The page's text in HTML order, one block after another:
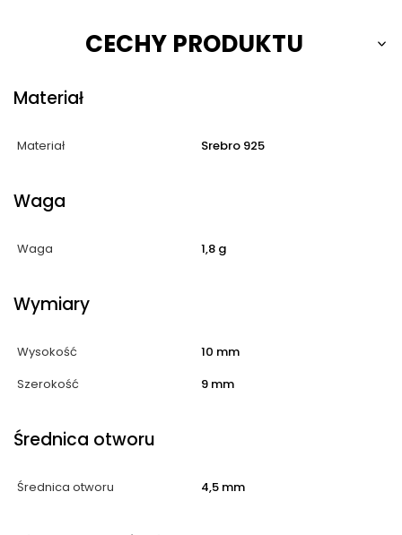
CECHY PRODUKTU
Materiał
Materiał Srebro 925
Waga
Waga 1,8 g
Wymiary
Wysokość
10 mm
Szerokość
9 mm
Średnica otworu
Średnica otworu 4,5 mm